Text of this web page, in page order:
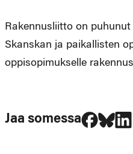
Rakennusliitto on
Skanskan ja paikallisten
oppisopimukselle
Jaa somessa
Jaa Jaa